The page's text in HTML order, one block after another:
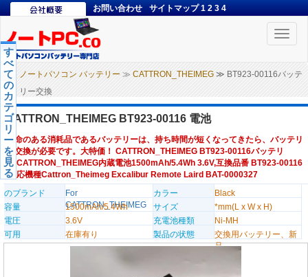
お問い合わせ サイトマップ 1 2 3 4
Toggle
ノートパソコン バッテリー ≫ CATTRON_THEIMEG ≫ BT923-00116バッテ
リー交換
す
べ
て
の
カ
テ
ゴ
リ
ー
を
見
る
CATTRON_THEIMEG BT923-00116 電池
寿命のある消耗品であるバッテリーは、持ち時間が短くなってきたら、バッテリ
ー交換が必要です。大特価！ CATTRON_THEIMEG BT923-00116バッテリ
ー,CATTRON_THEIMEG内蔵電池1500mAh/5.4Wh 3.6V,互換品番 BT923-00116
,対応機種Cattron_Theimeg Excalibur Remote Laird BAT-0000327
のブランド
For
CATTRON_THEIMEG
カラー
Black
容量
1500mAh/5.4Wh サイズ
*mm(L x W x H)
電圧
3.6V 充電池種類
Ni-MH
可用
在庫有り 製品の状態
交換用バッテリー、新
品